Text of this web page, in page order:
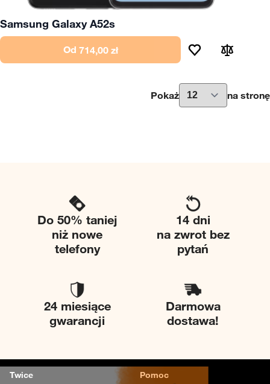
Samsung Galaxy A52s
Od 714,00 zł
Pokaż na stronę
Do 50% taniej
niż nowe
telefony
14 dni
na zwrot bez
pytań
24 miesiące
gwarancji
Darmowa
dostawa!
Twice Pomoc